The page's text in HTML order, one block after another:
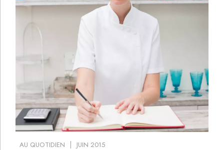
AU QUOTIDIEN JUIN 2015